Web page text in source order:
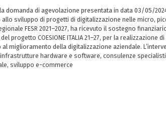
domanda di agevolazione presentata in data 03/05/
allo sviluppo di progetti di digitalizzazione nelle micro,
FESR 2021–2027, ha ricevuto il sostegno
progetto COESIONE ITALIA 21–27, per la realizzazione di
miglioramento della digitalizzazione aziendale.
hardware e software, consulenze
sviluppo e-commerce